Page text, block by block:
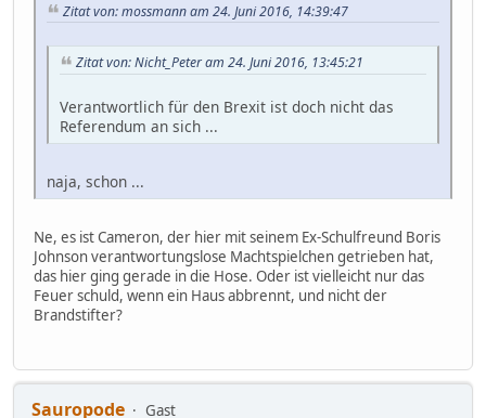
Zitat von: mossmann am 24. Juni 2016, 14:39:47
Zitat von: Nicht_Peter am 24. Juni 2016, 13:45:21
Verantwortlich für den Brexit ist doch nicht das
Referendum an sich ...
naja, schon ...
Ne, es ist Cameron, der hier mit seinem Ex-Schulfreund Boris
Johnson verantwortungslose Machtspielchen getrieben hat,
das hier ging gerade in die Hose. Oder ist vielleicht nur das
Feuer schuld, wenn ein Haus abbrennt, und nicht der
Brandstifter?
Sauropode Gast